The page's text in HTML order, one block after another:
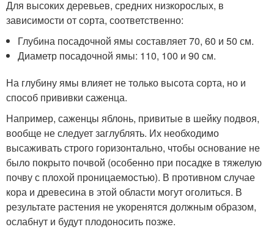
Для высоких деревьев, средних низкорослых, в
зависимости от сорта, соответственно:
Глубина посадочной ямы составляет 70, 60 и 50 см.
Диаметр посадочной ямы: 110, 100 и 90 см.
На глубину ямы влияет не только высота сорта, но и
способ прививки саженца.
Например, саженцы яблонь, привитые в шейку подвоя,
вообще не следует заглублять. Их необходимо
высаживать строго горизонтально, чтобы основание не
было покрыто почвой (особенно при посадке в тяжелую
почву с плохой проницаемостью). В противном случае
кора и древесина в этой области могут оголиться. В
результате растения не укоренятся должным образом,
ослабнут и будут плодоносить позже.